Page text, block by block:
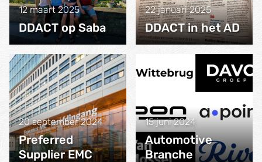
12 maart 2025
DDACT op Saba
22 januari 2025
DDACT in het AD
20 september 2024
Preferred
Supplier EMC
15 juni 2024
Automotive
Branche